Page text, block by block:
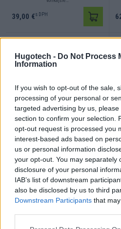
Hugotech - Do Not Process
Information
If you wish to opt-out of the sale,
processing of your personal or
targeted advertising by us,
section to confirm your selection.
opt-out request is processed you
interest-based ads based on
us or personal information
your opt-out. You may separately
disclosure of your personal
IAB’s list of downstream
also be disclosed by us to third
Downstream Participants that
39,00 €s DPH
PAA2406 BS ACOUSTIC
Rozhlasová…
359,00 € s DPH